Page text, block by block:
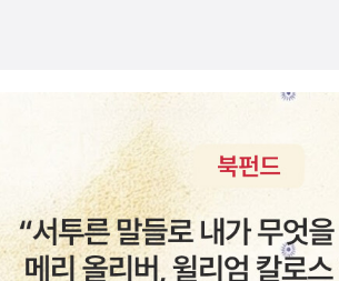
구성원들의 문제에 신경쓸 필요가 없어지는 국
원들은 사회구조적인 문제까지도 자기 탓이라
쪽 당신이 출세하지 못해서, 당신이 잘나지 못
없어서 그런 대접을 받고, 취급을 받는 거라며,
책임을 떠넘기고 있다. 그런 프레임에 속지 말
아프다)그밖에... 2015년 올해의 표지 'cover'(책표지의 신세계!)20
15년 올해의 스타일 '어드밴스드 스타일'(뷰리
올해의 잡지 '더 뮤지컬' (왕창 밀려서 10월 달
플 통계도 확인할 수 있던데 아직 자세히 보지
은 요물!2016년이 된지 벌써 두시간이 지났다.
Happy New Year~!!
차익 실현에도 불구하고 론스타는 한국 정부 때
벌었다며, 투자자-국가 소송(ISD)을 제기했다.
손해 규모는 5조 원을 웃도는 천문학적 숫자다
터 워싱턴에서 본격적인 소송이 시작된다. 먹
이 시작되었다는 이야기를 나는 어디서 들었을
며 비공개로 진행하고 있다고 짧게 뉴스로 나